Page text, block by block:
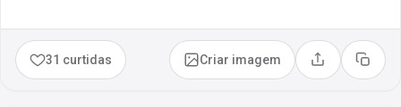
31 curtidas Criar imagem Compartilhar
Copiar